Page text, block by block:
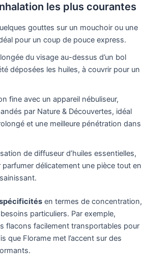
les plus courantes
gouttes sur un mouchoir ou une
pour un coup de pouce express.
du visage au-dessus d’un bol
déposées les huiles, à couvrir pour un
fine avec un appareil nébuliseur,
par Nature & Découvertes, idéal
et une meilleure pénétration dans
de diffuseur d’huiles essentielles,
délicatement une pièce tout en
en termes de concentration,
particuliers. Par exemple,
flacons facilement transportables pour
que Florame met l’accent sur des